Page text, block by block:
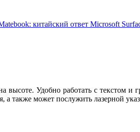
высоте. Удобно работать с текстом
также может послужить лазерной